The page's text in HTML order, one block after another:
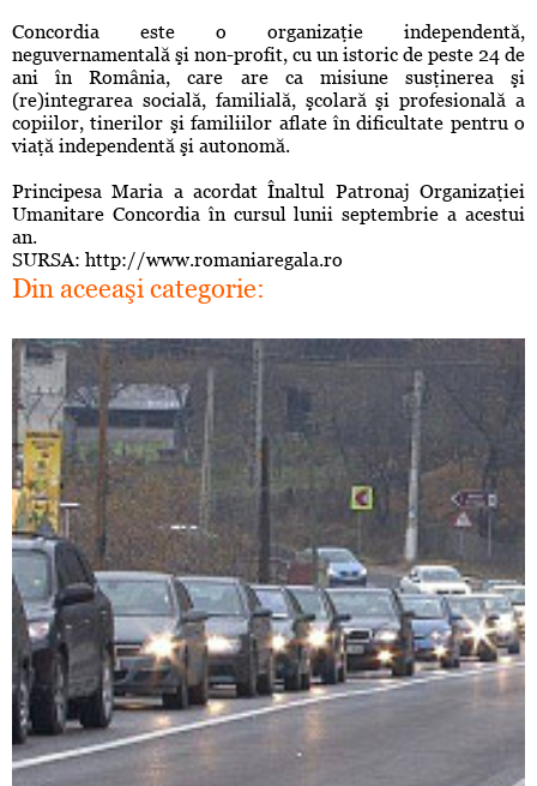
Concordia este o organizaţie independentă,
neguvernamentală şi non-profit, cu un istoric de peste 24 de
ani în România, care are ca misiune susţinerea şi
(re)integrarea socială, familială, şcolară şi profesională a
copiilor, tinerilor şi familiilor aflate în dificultate pentru o
viaţă independentă şi autonomă.
Principesa Maria a acordat Înaltul Patronaj Organizaţiei
Umanitare Concordia în cursul lunii septembrie a acestui
an.
SURSA: http://www.romaniaregala.ro
Din aceeaşi categorie: